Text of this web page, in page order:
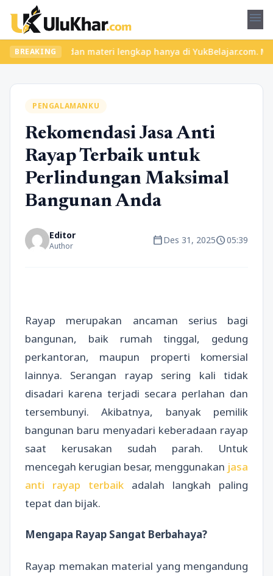
menu
BREAKING
seru dan materi lengkap hanya di YukBelajar.com. Mulai
PENGALAMANKU
Rekomendasi Jasa Anti
Rayap Terbaik untuk
Perlindungan Maksimal
Bangunan Anda
Editor
Author calendar_todayDes 31, 2025schedule05:39
Rayap merupakan ancaman serius bagi
bangunan, baik rumah tinggal, gedung
perkantoran, maupun properti komersial
lainnya. Serangan rayap sering kali tidak
disadari karena terjadi secara perlahan dan
tersembunyi. Akibatnya, banyak pemilik
bangunan baru menyadari keberadaan rayap
saat kerusakan sudah parah. Untuk
mencegah kerugian besar, menggunakan jasa
anti rayap terbaik adalah langkah paling
tepat dan bijak.
Mengapa Rayap Sangat Berbahaya?
Rayap memakan material yang mengandung